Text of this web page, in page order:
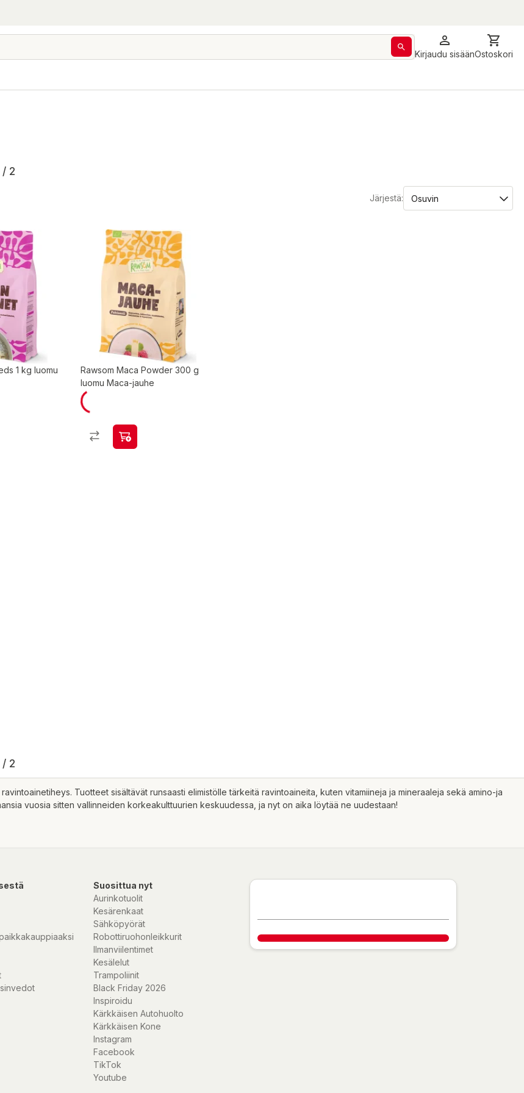
Kirjaudu sisäänOstoskori
2
Järjestä:
1 kg luomu
Rawsom Maca Powder 300 g
luomu Maca-jauhe
2
Tuotteet sisältävät runsaasti elimistölle tärkeitä ravintoaineita, kuten vitamiineja ja mineraaleja sekä amino-ja
vuosia sitten vallinneiden korkeakulttuurien keskuudessa, ja nyt on aika löytää ne uudestaan!
Suosittua nyt
Aurinkotuolit
Kesärenkaat
Sähköpyörät
Robottiruohonleikkurit
Ilmanviilentimet
Kesälelut
Trampoliinit
Black Friday 2026
Inspiroidu
Kärkkäisen Autohuolto
Kärkkäisen Kone
Instagram
Facebook
TikTok
Youtube